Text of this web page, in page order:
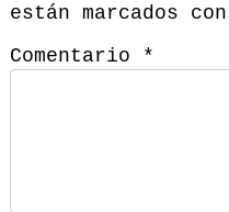
están marcados con
Comentario
*